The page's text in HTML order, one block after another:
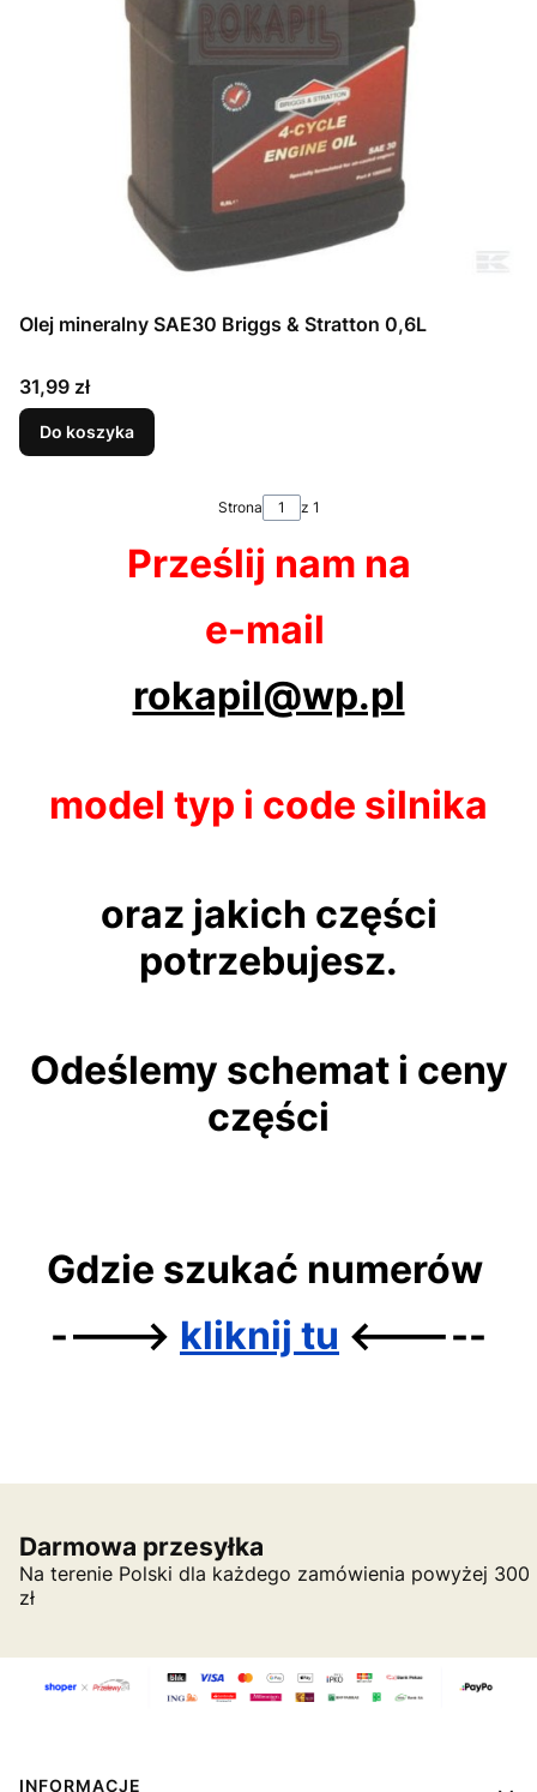
Olej mineralny SAE30 Briggs & Stratton 0,6L
Cena
31,99 zł
Do koszyka
Strona z 1
Prześlij nam na
e-mail
rokapil@wp.pl
model typ i code silnika
oraz jakich części
potrzebujesz.
Odeślemy schemat i ceny
części
Gdzie szukać numerów
----> kliknij tu <-----
Darmowa przesyłka
Na terenie Polski dla każdego zamówienia powyżej 300
zł
INFORMACJE